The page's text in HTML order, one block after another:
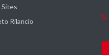
Sites
Rilancio